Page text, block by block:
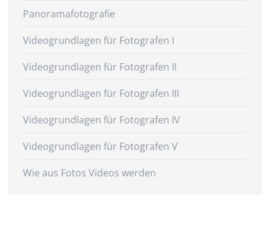
Panoramafotografie
Videogrundlagen für Fotografen I
Videogrundlagen für Fotografen II
Videogrundlagen für Fotografen III
Videogrundlagen für Fotografen IV
Videogrundlagen für Fotografen V
Wie aus Fotos Videos werden